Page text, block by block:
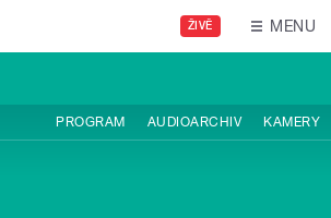
ŽIVĚ MENU
PROGRAM AUDIOARCHIV KAMERY